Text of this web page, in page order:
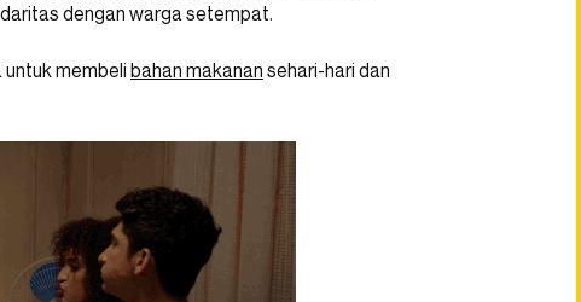
dengan warga setempat.
membeli bahan makanan sehari-hari dan